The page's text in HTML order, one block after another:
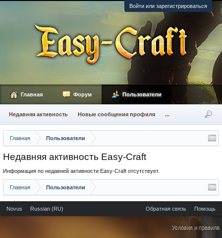
Войти или зарегистрироваться
Главная Пользователи
Недавняя активность Easy-Craft
Информация по недавней активности Easy-Craft отсутствует.
Главная Пользователи
Главная Форум Пользователи
Недавняя активность Новые сообщения профиля ...
Novus Russian (RU) Обратная связь Помощь
Условия и правила